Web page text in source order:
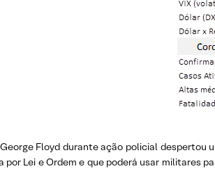
Floyd durante ação policial despertou
por Lei e Ordem e que poderá usar militares